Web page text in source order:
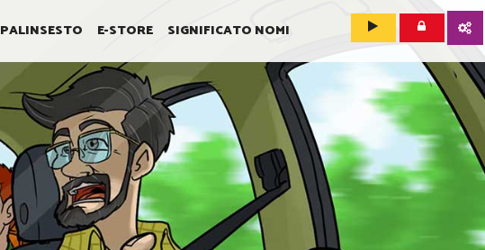
PALINSESTO E-STORE SIGNIFICATO NOMI